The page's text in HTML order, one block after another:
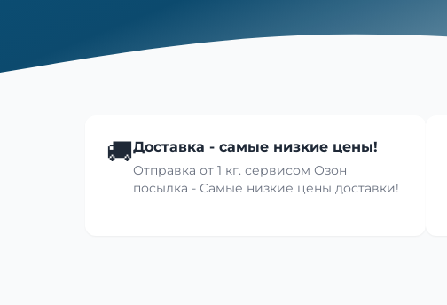
🚚Доставка - самые низкие цены!
Отправка от 1 кг. сервисом Озон
посылка - Самые низкие цены доставки!